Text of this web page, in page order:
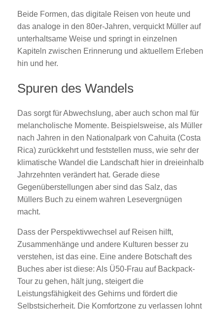
Beide Formen, das digitale Reisen von heute und
das analoge in den 80er-Jahren, verquickt Müller auf
unterhaltsame Weise und springt in einzelnen
Kapiteln zwischen Erinnerung und aktuellem Erleben
hin und her.
Spuren des Wandels
Das sorgt für Abwechslung, aber auch schon mal für
melancholische Momente. Beispielsweise, als Müller
nach Jahren in den Nationalpark von Cahuita (Costa
Rica) zurückkehrt und feststellen muss, wie sehr der
klimatische Wandel die Landschaft hier in dreieinhalb
Jahrzehnten verändert hat. Gerade diese
Gegenüberstellungen aber sind das Salz, das
Müllers Buch zu einem wahren Lesevergnügen
macht.
Dass der Perspektivwechsel auf Reisen hilft,
Zusammenhänge und andere Kulturen besser zu
verstehen, ist das eine. Eine andere Botschaft des
Buches aber ist diese: Als Ü50-Frau auf Backpack-
Tour zu gehen, hält jung, steigert die
Leistungsfähigkeit des Gehirns und fördert die
Selbstsicherheit. Die Komfortzone zu verlassen lohnt